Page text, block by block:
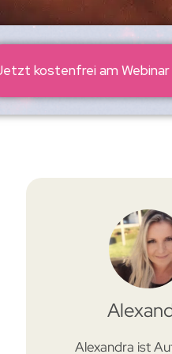
Das intensive Leben
kostenfrei am Webinar
Alexandra ist